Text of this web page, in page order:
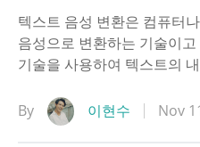
텍스트 음성 변환은 컴퓨터
음성으로 변환하는 기술이
기술을 사용하여 텍스트의
By 이현수 Nov